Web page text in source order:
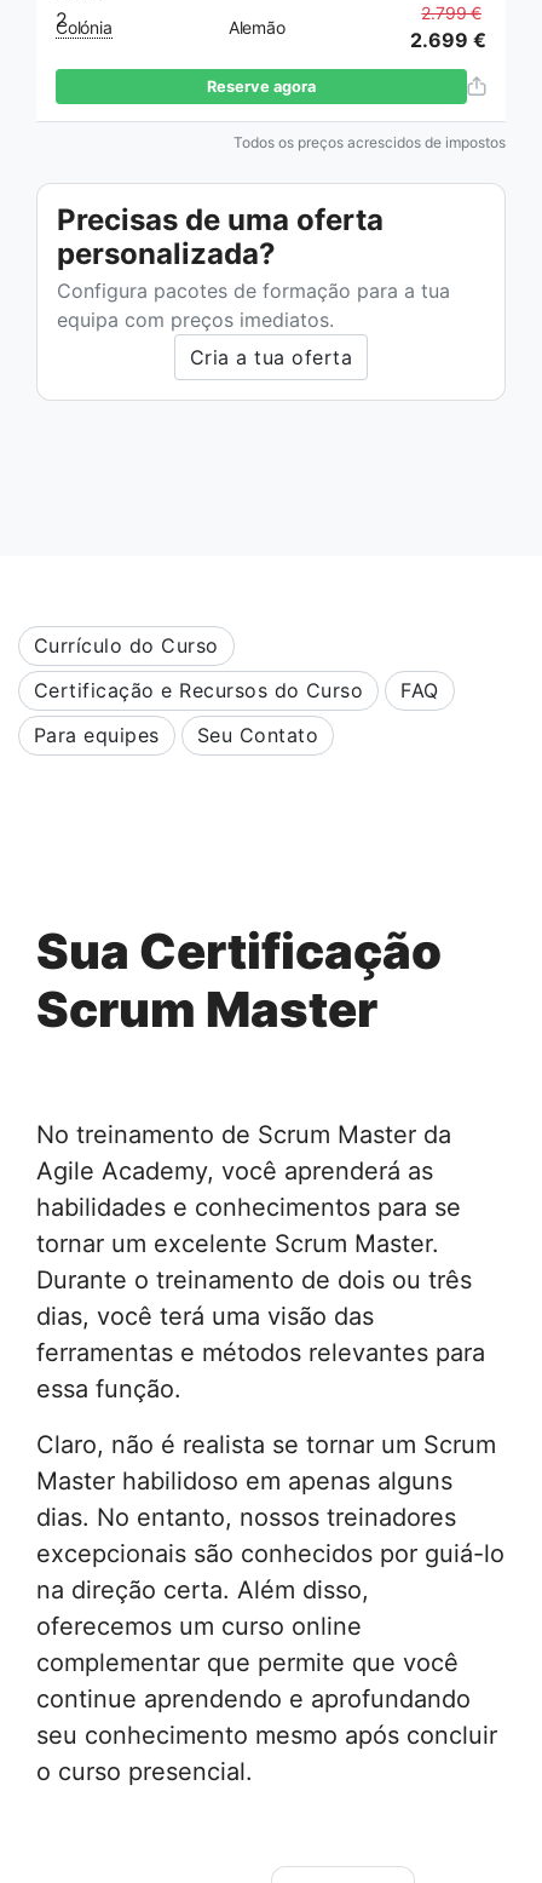
Colónia Alemão
2.799 €
2.699 €
Reserve agora
Todos os preços acrescidos de impostos
Precisas de uma oferta
personalizada?
Configura pacotes de formação para a tua
equipa com preços imediatos.
Cria a tua oferta
Currículo do Curso
Certificação e Recursos do Curso
FAQ
Para equipes
Seu Contato
Sua Certificação
Scrum Master
No treinamento de Scrum Master da
Agile Academy, você aprenderá as
habilidades e conhecimentos para se
tornar um excelente Scrum Master.
Durante o treinamento de dois ou três
dias, você terá uma visão das
ferramentas e métodos relevantes para
essa função.
Claro, não é realista se tornar um Scrum
Master habilidoso em apenas alguns
dias. No entanto, nossos treinadores
excepcionais são conhecidos por guiá-lo
na direção certa. Além disso,
oferecemos um curso online
complementar que permite que você
continue aprendendo e aprofundando
seu conhecimento mesmo após concluir
o curso presencial.